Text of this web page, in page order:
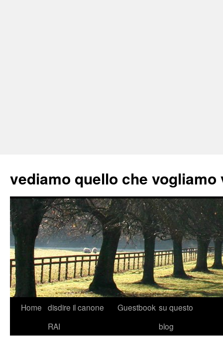
vediamo quello che vogliamo
Skip
Home disdire il canone
RAI
Guestbook su questo
blog